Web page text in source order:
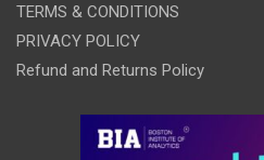
TERMS & CONDITIONS
PRIVACY POLICY
Refund and Returns Policy